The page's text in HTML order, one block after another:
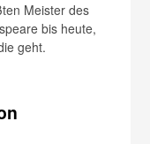
Meister des
bis heute,
geht.